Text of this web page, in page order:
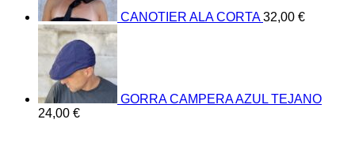
CANOTIER ALA CORTA 32,00 €
GORRA CAMPERA AZUL TEJANO
24,00 €